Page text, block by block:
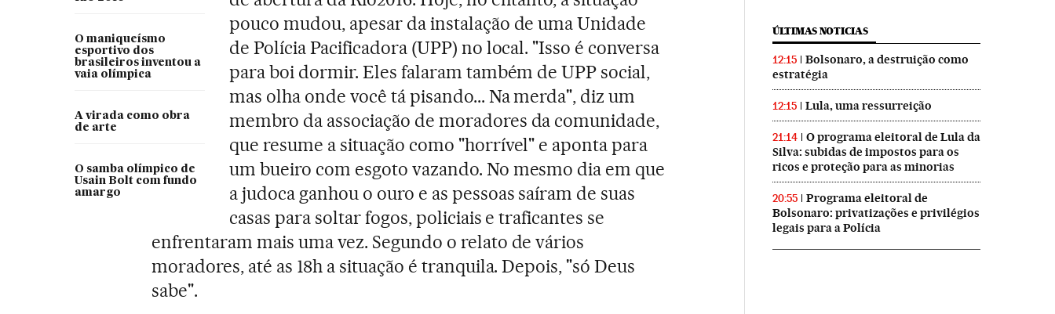
O maniqueísmo
esportivo dos
brasileiros inventou a
vaia olímpica
A virada como obra
de arte
O samba olímpico de
Usain Bolt com fundo
amargo
pouco mudou, apesar da instalação de uma Unidade
de Polícia Pacificadora (UPP) no local. "Isso é conversa
para boi dormir. Eles falaram também de UPP social,
mas olha onde você tá pisando... Na merda", diz um
membro da associação de moradores da comunidade,
que resume a situação como "horrível" e aponta para
um bueiro com esgoto vazando. No mesmo dia em que
a judoca ganhou o ouro e as pessoas saíram de suas
casas para soltar fogos, policiais e traficantes se
enfrentaram mais uma vez. Segundo o relato de vários
moradores, até as 18h a situação é tranquila. Depois, "só Deus
sabe".
ÚLTIMAS NOTICIAS
12:15
Bolsonaro, a destruição como
estratégia
12:15 Lula, uma ressurreição
21:14
O programa eleitoral de Lula da
Silva: subidas de impostos para os
ricos e proteção para as minorias
20:55
Programa eleitoral de
Bolsonaro: privatizações e privilégios
legais para a Polícia